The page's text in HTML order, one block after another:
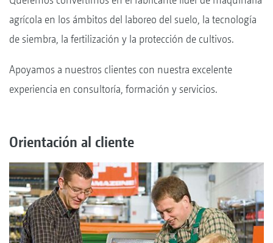
agrícola en los ámbitos del laboreo del suelo, la tecnología
de siembra, la fertilización y la protección de cultivos.
Apoyamos a nuestros clientes con nuestra excelente
experiencia en consultoría, formación y servicios.
Orientación al cliente